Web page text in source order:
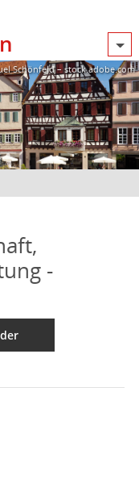
Schönfeld – stock.adobe.com
-